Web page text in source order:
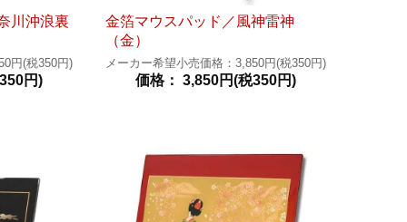
川沖浪裏
円(税350円)
円)
金箔マウスパッド／風神雷神
（金）
メーカー希望小売価格：3,850円(税350円)
価格： 3,850円(税350円)